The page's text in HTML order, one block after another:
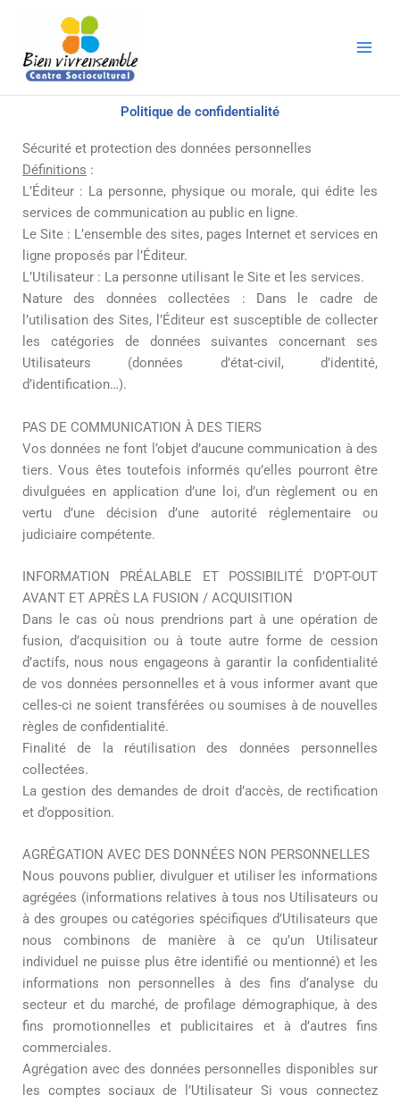
contenu
Politique de confidentialité
Sécurité et protection des données personnelles
Définitions :
L’Éditeur : La personne, physique ou morale, qui édite les
services de communication au public en ligne.
Le Site : L’ensemble des sites, pages Internet et services en
ligne proposés par l’Éditeur.
L’Utilisateur : La personne utilisant le Site et les services.
Nature des données collectées : Dans le cadre de
l’utilisation des Sites, l’Éditeur est susceptible de collecter
les catégories de données suivantes concernant ses
Utilisateurs (données d’état-civil, d’identité,
d’identification…).
PAS DE COMMUNICATION À DES TIERS
Vos données ne font l’objet d’aucune communication à des
tiers. Vous êtes toutefois informés qu’elles pourront être
divulguées en application d’une loi, d’un règlement ou en
vertu d’une décision d’une autorité réglementaire ou
judiciaire compétente.
INFORMATION PRÉALABLE ET POSSIBILITÉ D’OPT-OUT
AVANT ET APRÈS LA FUSION / ACQUISITION
Dans le cas où nous prendrions part à une opération de
fusion, d’acquisition ou à toute autre forme de cession
d’actifs, nous nous engageons à garantir la confidentialité
de vos données personnelles et à vous informer avant que
celles-ci ne soient transférées ou soumises à de nouvelles
règles de confidentialité.
Finalité de la réutilisation des données personnelles
collectées.
La gestion des demandes de droit d’accès, de rectification
et d’opposition.
AGRÉGATION AVEC DES DONNÉES NON PERSONNELLES
Nous pouvons publier, divulguer et utiliser les informations
agrégées (informations relatives à tous nos Utilisateurs ou
à des groupes ou catégories spécifiques d’Utilisateurs que
nous combinons de manière à ce qu’un Utilisateur
individuel ne puisse plus être identifié ou mentionné) et les
informations non personnelles à des fins d’analyse du
secteur et du marché, de profilage démographique, à des
fins promotionnelles et publicitaires et à d’autres fins
commerciales.
Agrégation avec des données personnelles disponibles sur
les comptes sociaux de l’Utilisateur Si vous connectez